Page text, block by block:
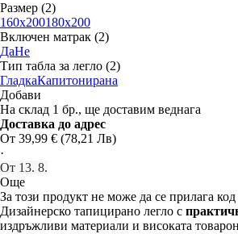
Размер (2)
160x200180x200
Включен матрак (2)
ДаНе
Тип табла за легло (2)
ГладкаКапитониранa
Добави
На склад 1 бр., ще доставим веднага
Доставка до адрес
От 39,99 € (78,21 Лв)
·
От 13. 8.
Още
За този продукт не може да се прилага
Дизайнерско тапицирано легло с
издръжливи материали и високата